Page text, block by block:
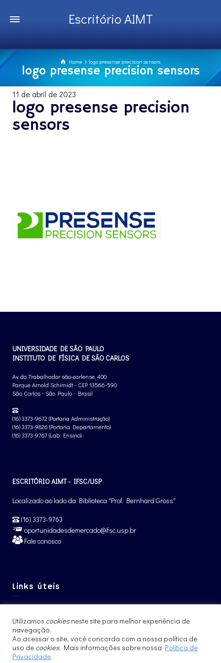
Escritório AIMT
Home logo presense precision sensors
logo presense precision sensors
11 de abril de 2023
logo presense precision
sensors
UNIVERSIDADE DE SÃO PAULO
INSTITUTO DE FÍSICA DE SÃO CARLOS
Av. do Trabalhador são-carlense, 400
Parque Arnold Schimidt - CEP 13566-590
São Carlos - São Paulo - Brasil
(16) 3373-9672 (Portaria Administração)
(16) 3373-9826 (Portaria Departamento)
(16) 3373-9767 (Lab. Ensino)
ESCRITÓRIO AIMT - IFSC/USP
Localizado ao lado da Biblioteca "Prof. Bernhard Gross"
(16) 3373-9763
oportunidadesdemercado@ifsc.usp.br
Fale conosco
Links úteis
Pós-Graduação IFSC
Intercâmbio – CCNInt
Utilizamos cookiesneste site para melhor experiência de
navegação.
Ao acessar o site, você concorda com a nossa política de
uso de cookies. Mais informações sobre nossa Política de
Privacidade.